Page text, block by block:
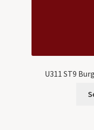
U311 ST9